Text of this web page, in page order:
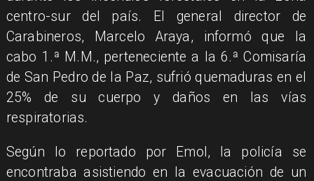
centro-sur del país. El general director de
Carabineros, Marcelo Araya, informó que la
cabo 1.ª M.M., perteneciente a la 6.ª Comisaría
de San Pedro de la Paz, sufrió quemaduras en el
25% de su cuerpo y daños en las vías
respiratorias.
Según lo reportado por Emol, la policía se
encontraba asistiendo en la evacuación de un